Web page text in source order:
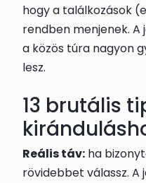
hogy a találkozások
rendben menjenek. A
a közös túra nagyon
lesz.
13 brutális
Reális táv: ha
rövidebbet válassz. A